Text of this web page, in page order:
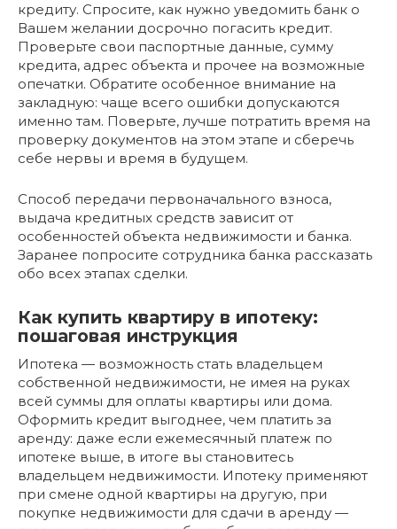
кредиту. Спросите, как нужно уведомить банк о
Вашем желании досрочно погасить кредит.
Проверьте свои паспортные данные, сумму
кредита, адрес объекта и прочее на возможные
опечатки. Обратите особенное внимание на
закладную: чаще всего ошибки допускаются
именно там. Поверьте, лучше потратить время на
проверку документов на этом этапе и сберечь
себе нервы и время в будущем.
Способ передачи первоначального взноса,
выдача кредитных средств зависит от
особенностей объекта недвижимости и банка.
Заранее попросите сотрудника банка рассказать
обо всех этапах сделки.
Как купить квартиру в ипотеку:
пошаговая инструкция
Ипотека — возможность стать владельцем
собственной недвижимости, не имея на руках
всей суммы для оплаты квартиры или дома.
Оформить кредит выгоднее, чем платить за
аренду: даже если ежемесячный платеж по
ипотеке выше, в итоге вы становитесь
владельцем недвижимости. Ипотеку применяют
при смене одной квартиры на другую, при
покупке недвижимости для сдачи в аренду —